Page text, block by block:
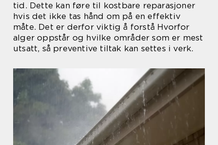
tid. Dette kan føre til kostbare reparasjoner
hvis det ikke tas hånd om på en effektiv
måte. Det er derfor viktig å forstå Hvorfor
alger oppstår og hvilke områder som er mest
utsatt, så preventive tiltak kan settes i verk.